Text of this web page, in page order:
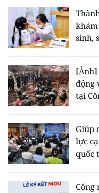
sinh,
[Ảnh]
động
tại
Giúp
lực
quốc